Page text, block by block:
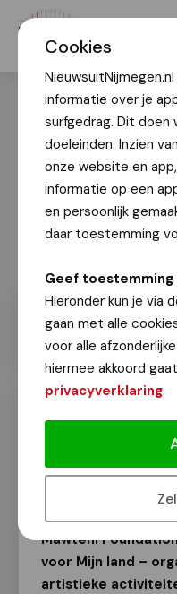
Cookies
informatie over je
surfgedrag. Dit doen
doeleinden: Inzien
onze website en
informatie op een
en persoonlijk
daar toestemming
Geef
Hieronder kun je via
gaan met alle
voor alle
hiermee akkoord
privacyverklaring.
'Tijd is hoop'
Mawteni
Van onze redactie
Mawteni
voor Mijn land –
artistieke